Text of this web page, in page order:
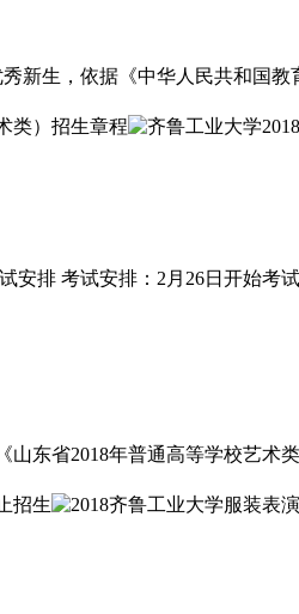
生，依据《中华人民共和国
排 考试安排：2月26日开始考
东省2018年普通高等学校艺